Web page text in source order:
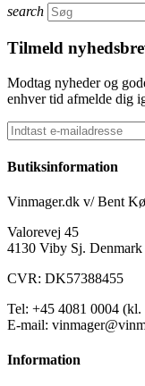
search
Tilmeld
Modtag nyheder og
enhver tid afmelde dig
Butiksinformation
Vinmager.dk v/ Bent
Valorevej 45
4130 Viby Sj. Denmark
CVR: DK57388455
Tel: +45 4081 0004 (kl.
E-mail:
Information